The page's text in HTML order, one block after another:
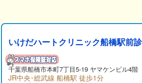
いけだハートクリニック船橋駅前
千葉県船橋市本町7丁目5-19 ヤマケンビル4階
JR中央･総武線 船橋駅 徒歩1分